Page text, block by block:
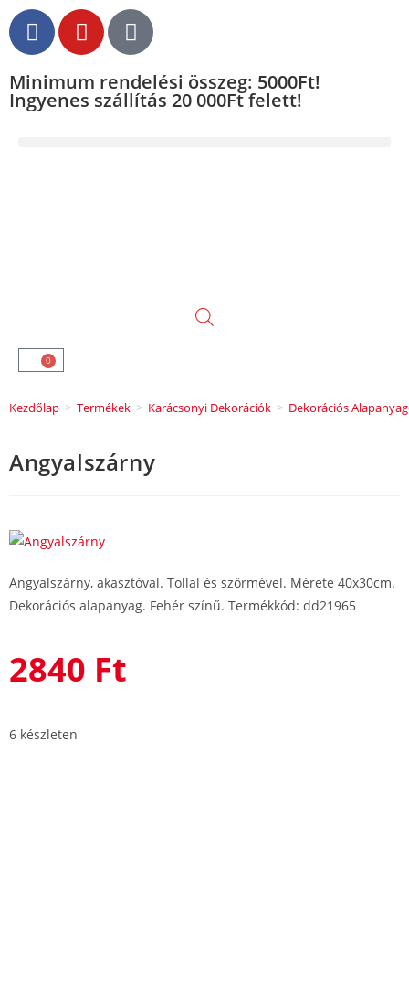
Minimum rendelési összeg: 5000Ft!
Ingyenes szállítás 20 000Ft felett!
0
Kezdőlap > Termékek > Karácsonyi Dekorációk > Dekorációs
Angyalszárny
Angyalszárny, akasztóval. Tollal és szőrmével. Mérete 40x30cm.
Dekorációs alapanyag. Fehér színű. Termékkód: dd21965
2840 Ft
6 készleten